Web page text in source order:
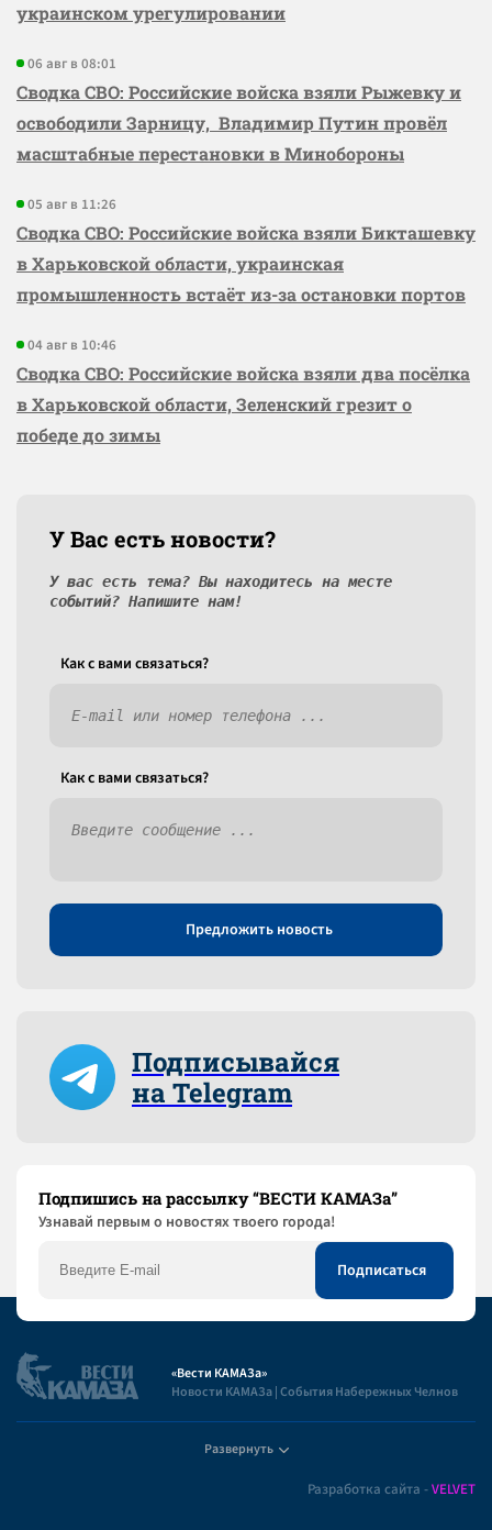
украинском урегулировании
06 авг в 08:01
Сводка СВО: Российские войска взяли Рыжевку и
освободили Зарницу, Владимир Путин провёл
масштабные перестановки в Минобороны
05 авг в 11:26
Сводка СВО: Российские войска взяли Бикташевку
в Харьковской области, украинская
промышленность встаёт из-за остановки портов
04 авг в 10:46
Сводка СВО: Российские войска взяли два посёлка
в Харьковской области, Зеленский грезит о
победе до зимы
У Вас есть новости?
У вас есть тема? Вы находитесь на месте
событий? Напишите нам!
Как c вами связаться?
Как c вами связаться?
Предложить новость
Подписывайся
на Telegram
Подпишись на рассылку “ВЕСТИ КАМАЗа”
Узнaвай первым о новостях твоего города!
«Вести КАМАЗа»
Новости КАМАЗа | События Набережных Челнов
Развернуть
Разработка сайта -VELVET